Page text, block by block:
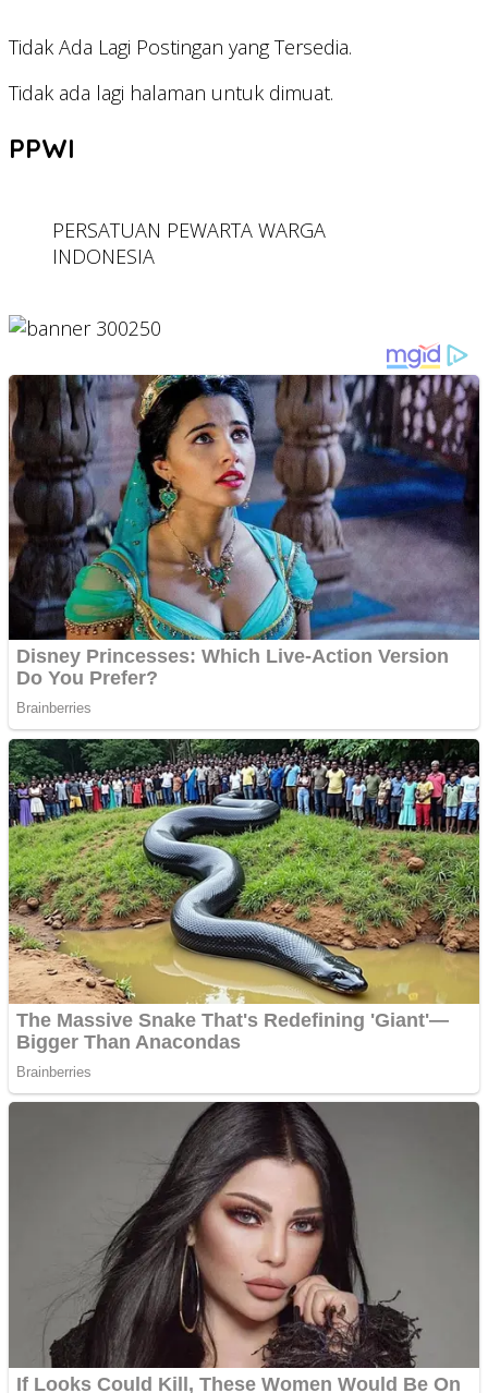
Tidak Ada Lagi Postingan yang Tersedia.
Tidak ada lagi halaman untuk dimuat.
PPWI
PERSATUAN PEWARTA WARGA
INDONESIA